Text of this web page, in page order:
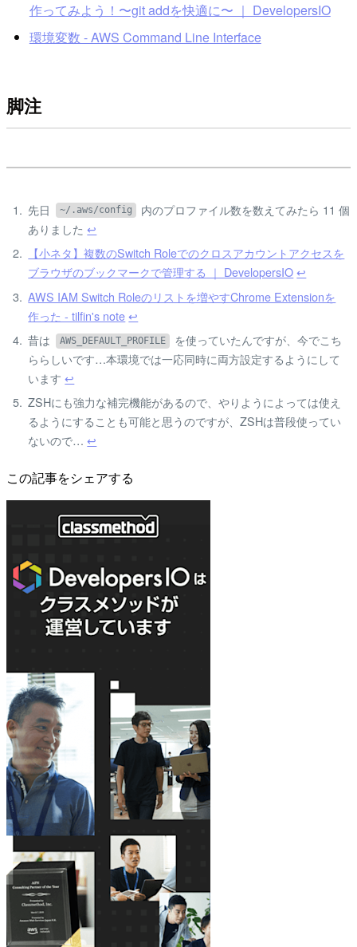
作ってみよう！〜git addを快適に〜 ｜ DevelopersIO
環境変数 - AWS Command Line Interface
脚注
先日 ~/.aws/config
内のプロファイル数を数えてみたら 11 個
ありました↩
【小ネタ】複数のSwitch Roleでのクロスアカウントアクセスを
ブラウザのブックマークで管理する ｜ DevelopersIO ↩
AWS IAM Switch Roleのリストを増やすChrome Extensionを
作った - tilfin's note ↩
昔は
AWS_DEFAULT_PROFILE
を使っていたんですが、今でこち
ららしいです…本環境では一応同時に両方設定するようにして
います↩
ZSHにも強力な補完機能があるので、やりようによっては使え
るようにすることも可能と思うのですが、ZSHは普段使ってい
ないので…↩
この記事をシェアする